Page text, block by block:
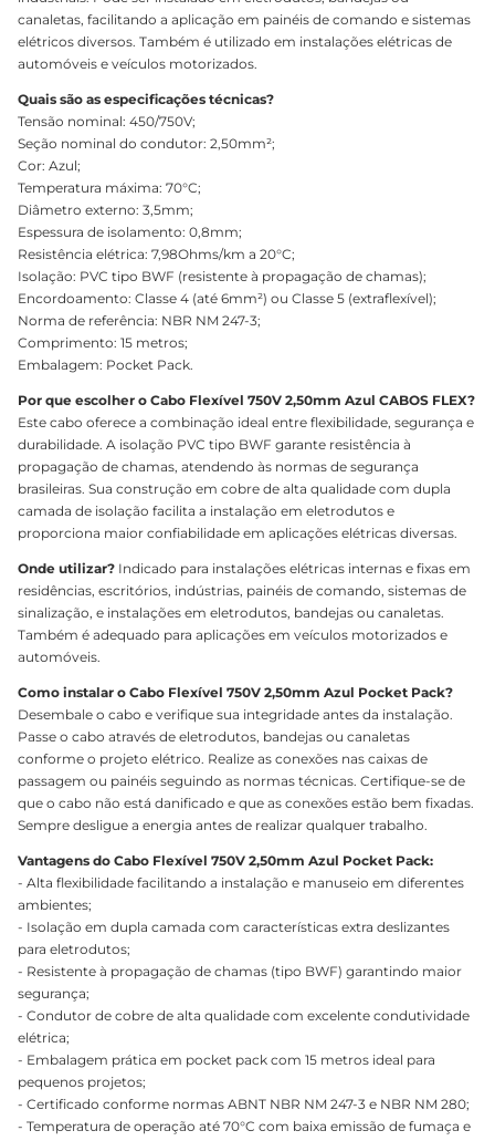
canaletas, facilitando a aplicação em painéis de comando e sistemas
elétricos diversos. Também é utilizado em instalações elétricas de
automóveis e veículos motorizados.
Quais são as especificações técnicas?
Tensão nominal: 450/750V;
Seção nominal do condutor: 2,50mm²;
Cor: Azul;
Temperatura máxima: 70°C;
Diâmetro externo: 3,5mm;
Espessura de isolamento: 0,8mm;
Resistência elétrica: 7,98Ohms/km a 20°C;
Isolação: PVC tipo BWF (resistente à propagação de chamas);
Encordoamento: Classe 4 (até 6mm²) ou Classe 5 (extraflexível);
Norma de referência: NBR NM 247-3;
Comprimento: 15 metros;
Embalagem: Pocket Pack.
Por que escolher o Cabo Flexível 750V 2,50mm Azul CABOS FLEX?
Este cabo oferece a combinação ideal entre flexibilidade, segurança e
durabilidade. A isolação PVC tipo BWF garante resistência à
propagação de chamas, atendendo às normas de segurança
brasileiras. Sua construção em cobre de alta qualidade com dupla
camada de isolação facilita a instalação em eletrodutos e
proporciona maior confiabilidade em aplicações elétricas diversas.
Onde utilizar? Indicado para instalações elétricas internas e fixas em
residências, escritórios, indústrias, painéis de comando, sistemas de
sinalização, e instalações em eletrodutos, bandejas ou canaletas.
Também é adequado para aplicações em veículos motorizados e
automóveis.
Como instalar o Cabo Flexível 750V 2,50mm Azul Pocket Pack?
Desembale o cabo e verifique sua integridade antes da instalação.
Passe o cabo através de eletrodutos, bandejas ou canaletas
conforme o projeto elétrico. Realize as conexões nas caixas de
passagem ou painéis seguindo as normas técnicas. Certifique-se de
que o cabo não está danificado e que as conexões estão bem fixadas.
Sempre desligue a energia antes de realizar qualquer trabalho.
Vantagens do Cabo Flexível 750V 2,50mm Azul Pocket Pack:
- Alta flexibilidade facilitando a instalação e manuseio em diferentes
ambientes;
- Isolação em dupla camada com características extra deslizantes
para eletrodutos;
- Resistente à propagação de chamas (tipo BWF) garantindo maior
segurança;
- Condutor de cobre de alta qualidade com excelente condutividade
elétrica;
- Embalagem prática em pocket pack com 15 metros ideal para
pequenos projetos;
- Certificado conforme normas ABNT NBR NM 247-3 e NBR NM 280;
- Temperatura de operação até 70°C com baixa emissão de fumaça e